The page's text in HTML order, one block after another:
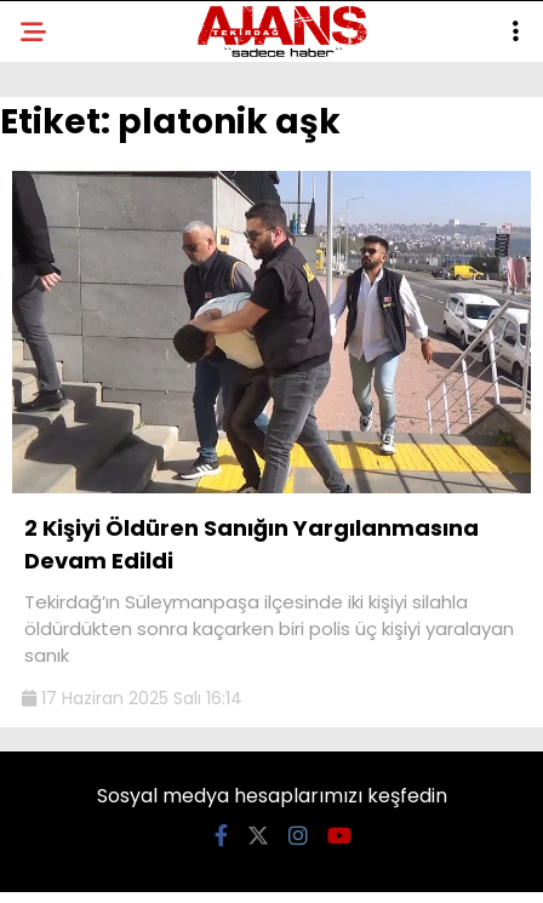
Etiket: platonik aşk
2 Kişiyi Öldüren Sanığın Yargılanmasına
Devam Edildi
Tekirdağ’ın Süleymanpaşa ilçesinde iki kişiyi silahla
öldürdükten sonra kaçarken biri polis üç kişiyi yaralayan
sanık
17 Haziran 2025 Salı 16:14
Sosyal medya hesaplarımızı keşfedin